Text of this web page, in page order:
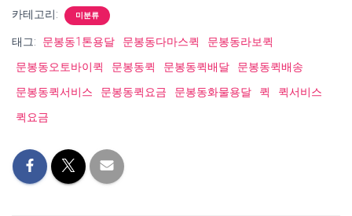
카테고리: 미분류
태그: 문봉동1톤용달 문봉동다마스퀵
문봉동라보퀵
문봉동오토바이퀵
문봉동퀵 문봉동퀵배달
문봉동퀵배송
문봉동퀵서비스
문봉동퀵요금 문봉동화물용달 퀵
퀵서비스
퀵요금